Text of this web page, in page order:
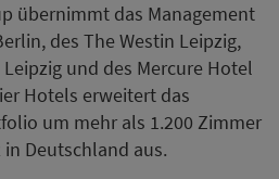
übernimmt das Management
des The Westin Leipzig,
und des Mercure Hotel
Hotels erweitert das
um mehr als 1.200 Zimmer
Deutschland aus.